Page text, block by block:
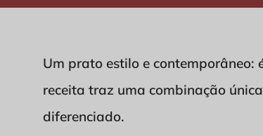
Um prato estilo e contemporâneo:
receita traz uma combinação
diferenciado.